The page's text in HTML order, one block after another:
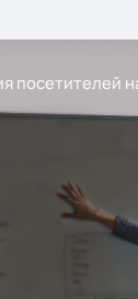
посетителей